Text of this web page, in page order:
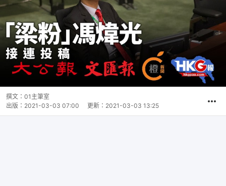
撰文： 01主筆室
出版： 2021-03-03 07:00 更新： 2021-03-03 13:25